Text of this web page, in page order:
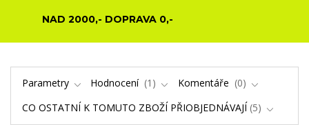
NAD 2000,- DOPRAVA 0,-
Parametry Hodnocení 1 Komentáře
0
CO OSTATNÍ K TOMUTO ZBOŽÍ PŘIOBJEDNÁVAJÍ 5